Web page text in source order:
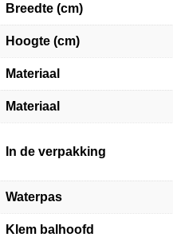
Breedte (cm)
Hoogte (cm)
Materiaal
Materiaal
In de verpakking
Waterpas
Klem balhoofd